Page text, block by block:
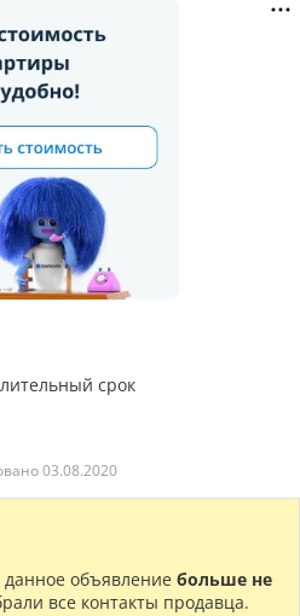
срок
03.08.2020
объявление больше не
все контакты продавца.